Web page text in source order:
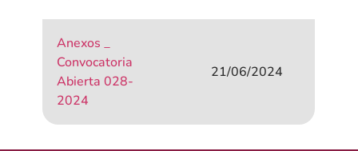
Anexos _
Convocatoria
Abierta 028-
2024
21/06/2024